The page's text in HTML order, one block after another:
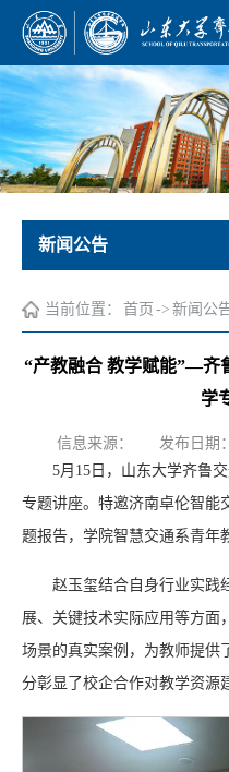
新闻公告
当前位置： 首页 -> 新闻公
“产教融合 教学赋能”—齐
学
信息来源： 发布日期
5月15日，山东大学齐鲁
专题讲座。特邀济南卓伦智能
题报告，学院智慧交通系青年
赵玉玺结合自身行业实践
展、关键技术实际应用等方面
场景的真实案例，为教师提供
分彰显了校企合作对教学资源